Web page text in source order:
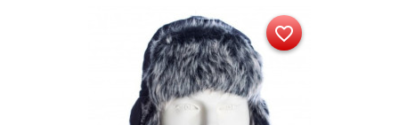
favorite_border